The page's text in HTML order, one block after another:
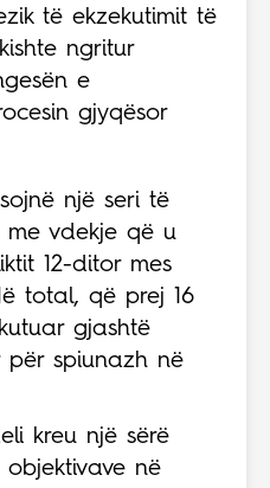
të ekzekutimit të
ngritur
e
gjyqësor
një seri të
me vdekje që u
12-ditor mes
total, që prej 16
gjashtë
spiunazh në
kreu një sërë
në